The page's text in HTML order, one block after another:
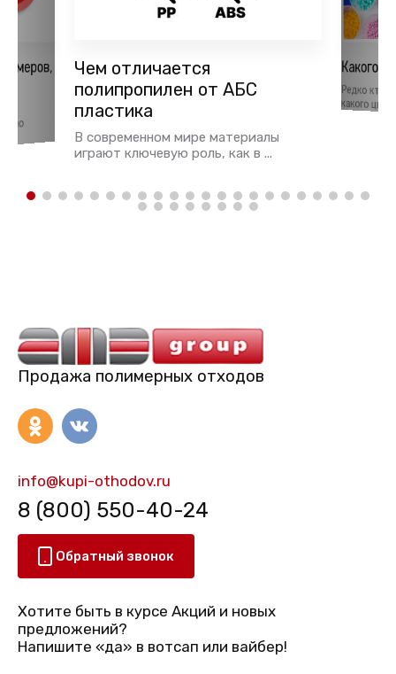
Чем отличается
полипропилен от АБС
пластика
В современном мире материалы
играют ключевую роль, как в ...
Какого
Редко кто
какого
Продажа полимерных отходов
info@kupi-othodov.ru
8 (800) 550-40-24
Обратный звонок
Хотите быть в курсе Акций и новых
предложений?
Напишите «да» в вотсап или вайбер!